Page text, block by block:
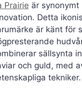
Prairie är synonymt
Detta
är känt för
sällsynta
och guld, med
tekniker.